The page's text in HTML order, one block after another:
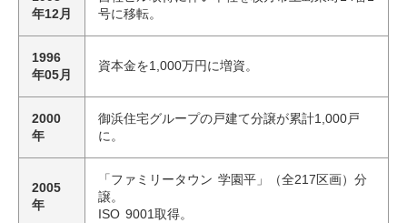
年12月
号に移転。
1996
年05月
資本金を1,000万円に増資。
2000
年
御浜住宅グループの戸建て分譲が累計1,000戸
に。
2005
年
「ファミリータウン 学園平」（全217区画）分
譲。
ISO 9001取得。